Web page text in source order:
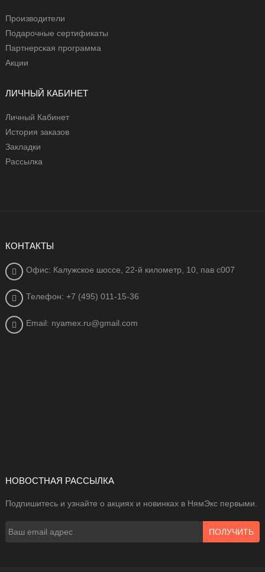
Производители
Подарочные сертификаты
Партнерская программа
Акции
ЛИЧНЫЙ КАБИНЕТ
Личный Кабинет
История заказов
Закладки
Рассылка
КОНТАКТЫ
Офис: Калужское шоссе, 22-й километр, 10, пав с007
Телефон: +7 (495) 011-15-36
Email: nyamex.ru@gmail.com
НОВОСТНАЯ РАССЫЛКА
Подпишитесь и узнайте о акциях и новинках в НямЭкс первыми.
ПОЛУЧИТЬ